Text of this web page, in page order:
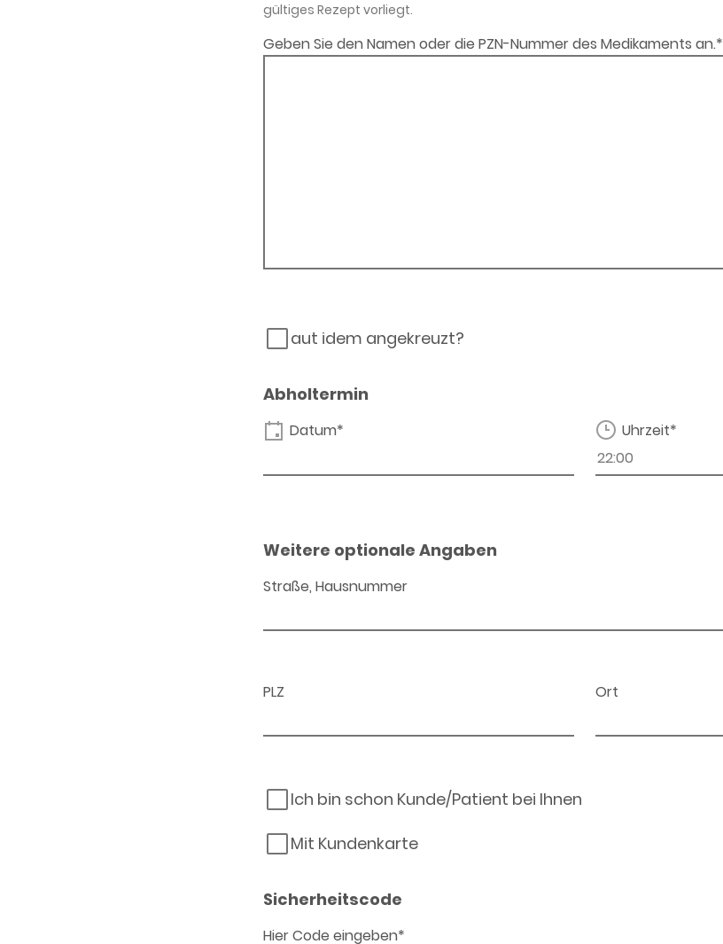
gültiges Rezept vorliegt.
Geben Sie den Namen oder die PZN-Nummer des Medikaments an.*
aut idem angekreuzt?
Abholtermin
Datum* Uhrzeit*
Weitere optionale Angaben
Straße, Hausnummer
PLZ Ort
Ich bin schon Kunde/Patient bei Ihnen
Mit Kundenkarte
Sicherheitscode
Hier Code eingeben*